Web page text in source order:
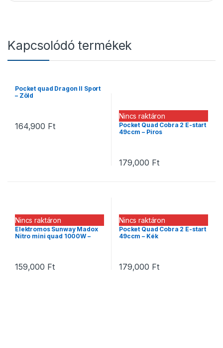
Kapcsolódó termékek
Pocket quad Dragon II Sport
– Zöld
164,900 Ft
Nincs raktáron
Pocket Quad Cobra 2 E-start
49ccm – Piros
179,000 Ft
Nincs raktáron
Elektromos Sunway Madox
Nitro mini quad 1000W –
159,000 Ft
Nincs raktáron
Pocket Quad Cobra 2 E-start
49ccm – Kék
179,000 Ft